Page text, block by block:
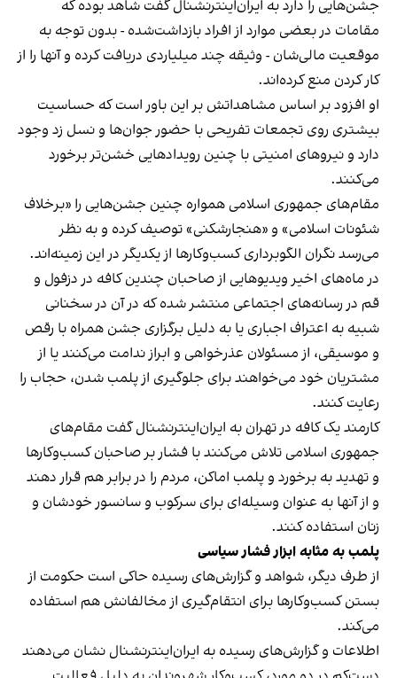
جشن‌هایی را دارد به ایران‌اینترنشنال گفت شاهد بوده که
مقامات در بعضی موارد از افراد بازداشت‌‌شده - بدون توجه به
موقعیت مالی‌شان - وثیقه چند میلیاردی دریافت کرده و آنها را از
کار کردن منع کرده‌اند.
او افزود بر اساس مشاهداتش بر این باور است که حساسیت
بیشتری روی تجمعات تفریحی با حضور جوان‌ها و نسل زد وجود
دارد و نیروهای امنیتی با چنین رویدادهایی خشن‌تر برخورد
می‌کنند.
مقام‌های جمهوری اسلامی همواره چنین جشن‌هایی را «برخلاف
شئونات اسلامی» و «هنجارشکنی» توصیف کرده و به نظر
می‌رسد نگران الگوبرداری کسب‌وکارها از یکدیگر در این زمینه‌اند.
در ماه‌های اخیر ویدیوهایی از صاحبان چندین کافه در دزفول و
قم در رسانه‌های اجتماعی منتشر شده که در آن در سخنانی
شبیه به اعتراف اجباری یا به دلیل برگزاری جشن همراه با رقص
و موسیقی، از مسئولان عذرخواهی و ابراز ندامت می‌کنند یا از
مشتریان خود می‌خواهند برای جلوگیری از پلمب شدن، حجاب را
رعایت کنند.
کارمند یک کافه در تهران به ایران‌اینترنشنال گفت مقام‌های
جمهوری اسلامی تلاش می‌کنند با فشار بر صاحبان کسب‌وکارها
و تهدید به برخورد و پلمب اماکن، مردم را در برابر هم قرار دهند
و از آنها به عنوان وسیله‌ای برای سرکوب و سانسور خودشان و
زنان استفاده کنند.
پلمب به مثابه ابزار فشار سیاسی
از طرف دیگر، شواهد و گزارش‌های رسیده حاکی است حکومت از
بستن کسب‌وکارها برای انتقام‌گیری از مخالفانش هم استفاده
می‌کند.
اطلاعات و گزارش‌های رسیده به ایران‌اینترنشنال نشان می‌دهند